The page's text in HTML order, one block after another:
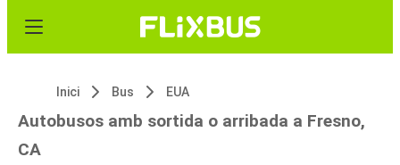
Inici Bus EUA
Autobusos amb sortida o arribada a Fresno,
CA